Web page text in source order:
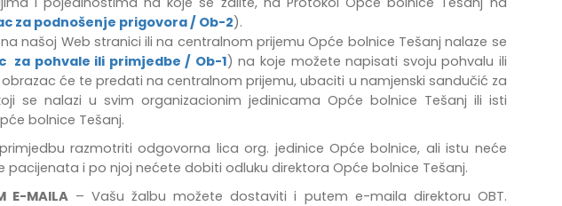
za podnošenje prigovora / Ob-2).
na našoj Web stranici ili na centralnom prijemu Opće bolnice Tešanj nalaze se
za pohvale ili primjedbe / Ob-1) na koje možete napisati svoju pohvalu ili
će te predati na centralnom prijemu, ubaciti u namjenski sandučić za
se nalazi u svim organizacionim jedinicama Opće bolnice Tešanj ili isti
bolnice Tešanj.
razmotriti odgovorna lica org. jedinice Opće bolnice, ali istu neće
pacijenata i po njoj nećete dobiti odluku direktora Opće bolnice Tešanj.
E-MAILA – Vašu žalbu možete dostaviti i putem e-maila direktoru OBT.